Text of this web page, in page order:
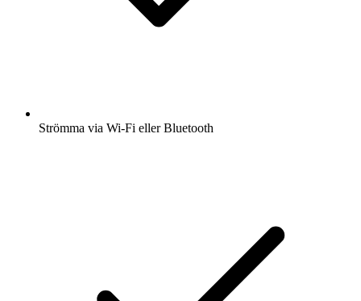
Strömma via Wi-Fi eller Bluetooth